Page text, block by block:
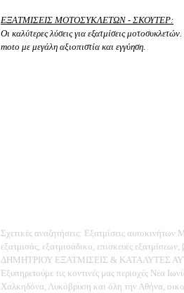
ΕΞΑΤΜΙΣΕΙΣ ΜΟΤΟΣΥΚΛΕΤΩΝ - ΣΚΟΥΤΕΡ:
Οι καλύτερες λύσεις για εξατμίσεις
moto με μεγάλη αξιοπιστία και εγγύηση.
Σχετικές αναζητήσεις: Εξατμίσεις
εξατμισάς, εξατμισάδικο, επισκευές
ΔΗΜΗΤΡΙΟΥ ΕΞΑΤΜΙΣΕΙΣ &
Εξυπηρετούμε τις κοντινές μας περιοχές Νέα
Χαλκηδόνα, Λυκόβρυση και όλη την Αθήνα,